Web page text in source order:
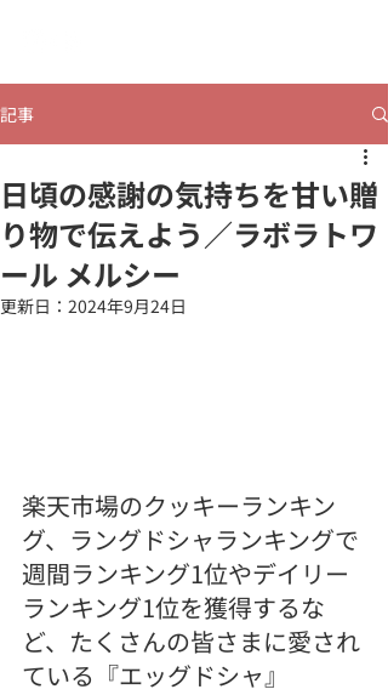
記事
日頃の感謝の気持ちを甘い贈
り物で伝えよう／ラボラトワ
ール メルシー
更新日： 2024年9月24日
楽天市場のクッキーランキン
グ、ラングドシャランキングで
週間ランキング1位やデイリー
ランキング1位を獲得するな
ど、たくさんの皆さまに愛され
ている『エッグドシャ』